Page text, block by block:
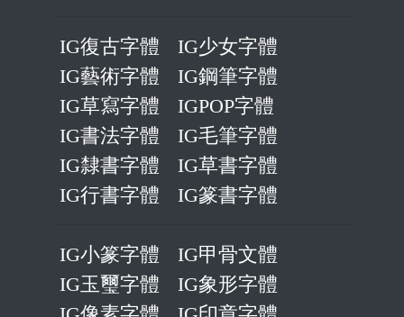
IG復古字體
IG少女字體
IG藝術字體
IG鋼筆字體
IG草寫字體
IGPOP字體
IG書法字體
IG毛筆字體
IG隸書字體
IG草書字體
IG行書字體
IG篆書字體
IG小篆字體
IG甲骨文體
IG玉璽字體
IG象形字體